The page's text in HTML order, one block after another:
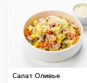
Салат Оливье